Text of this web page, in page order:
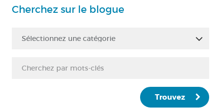
Cherchez sur le blogue
Sélectionnez une catégorie
Trouvez